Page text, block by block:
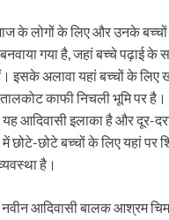
के लोगों के लिए और उनके बच्चों
गया है, जहां बच्चे पढ़ाई
इसके अलावा यहां बच्चों के लिए
काफी निचली भूमि पर
यह आदिवासी इलाका है और दूर-
छोटे बच्चों के लिए यहां पर
है।
आदिवासी बालक आश्रम